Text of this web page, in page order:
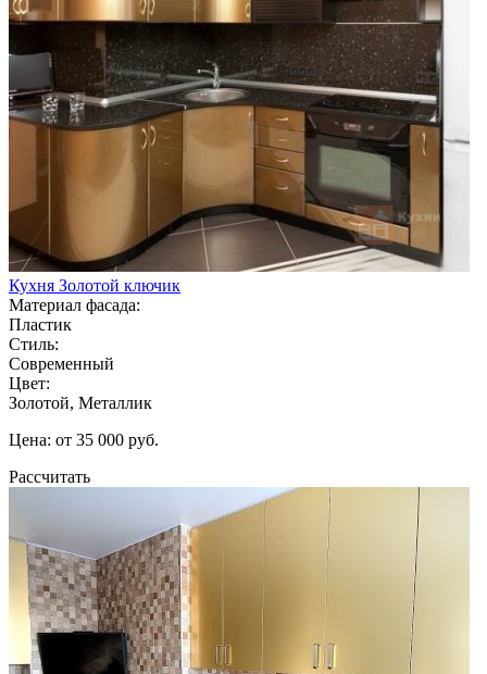
Кухня Золотой ключик
Материал фасада:
Пластик
Стиль:
Современный
Цвет:
Золотой, Металлик
Цена: от 35 000 руб.
Рассчитать